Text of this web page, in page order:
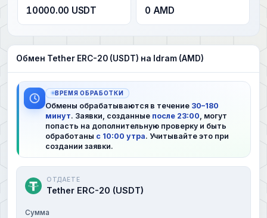
10000.00 USDT 0 AMD
Обмен Tether ERC-20 (USDT) на Idram (AMD)
ВРЕМЯ ОБРАБОТКИ
Обмены обрабатываются в течение 30–180
минут. Заявки, созданные после 23:00 , могут
попасть на дополнительную проверку и быть
обработаны с 10:00 утра. Учитывайте это при
создании заявки.
ОТДАЕТЕ
Tether ERC-20 (USDT)
Сумма